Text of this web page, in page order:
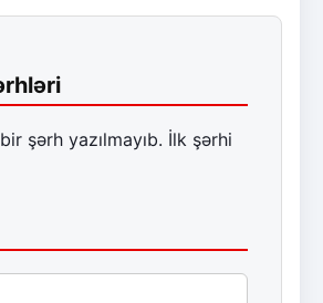
şərh yazılmayıb. İlk şərhi